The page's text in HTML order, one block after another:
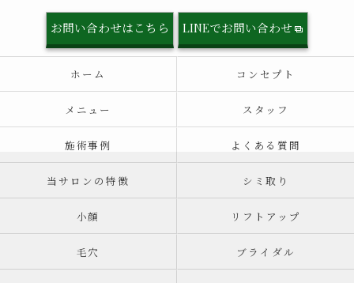
お問い合わせはこちら LINEでお問い合わせ
ホーム コンセプト
メニュー スタッフ
施術事例 よくある質問
当サロンの特徴 シミ取り
小顔 リフトアップ
毛穴 ブライダル